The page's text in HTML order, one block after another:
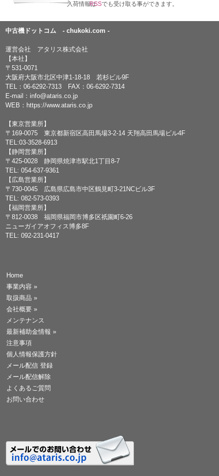
入荷情報はRSSでも受け取る事ができます。
中古機ドットコム - chukoki.com -
運営会社 アタリス株式会社
【本社】
〒531-0071
大阪府大阪市北区中津1-18-18 若杉ビル9F
TEL：06-6292-7313 FAX：06-6292-7314
E-mail： info@ataris.co.jp
WEB： https://www.ataris.co.jp
【東京営業所】
〒169-0075 東京都新宿区高田馬場3-2-14 天翔高田馬場ビル4F
TEL:03-3528-6913
【静岡営業所】
〒425-0028 静岡県焼津市駅北1丁目8-7
TEL: 054-637-9361
【広島営業所】
〒730-0045 広島県広島市中区鶴見町3-21NCビル3F
TEL: 082-573-0393
【福岡営業所】
〒812-0038 福岡県福岡市博多区祇園町6-26
ニューガイアオフィス博多8F
TEL: 092-231-0417
Home
事業内容 »
取扱商品 »
会社概要 »
メンテナンス
最新補助金情報 »
注意事項
個人情報保護方針
メール配信 登録
メール配信解除
よくあるご質問
お問い合わせ